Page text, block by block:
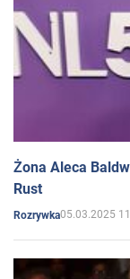
Żona Aleca
Rust
Rozrywka05.03.2025